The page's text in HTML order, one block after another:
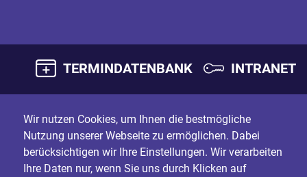
TERMINDATENBANK INTRANET
Wir nutzen Cookies, um Ihnen die bestmögliche
Nutzung unserer Webseite zu ermöglichen. Dabei
berücksichtigen wir Ihre Einstellungen. Wir verarbeiten
Ihre Daten nur, wenn Sie uns durch Klicken auf